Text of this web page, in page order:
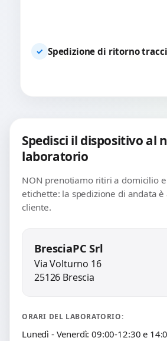
✓ Spedizione di ritorno
Spedisci il dispositivo al
laboratorio
NON prenotiamo ritiri a domicilio
etichette: la spedizione di andata è
cliente.
BresciaPC Srl
Via Volturno 16
25126 Brescia
ORARI DEL LABORATORIO:
Lunedì - Venerdì: 09:00-12:30 e